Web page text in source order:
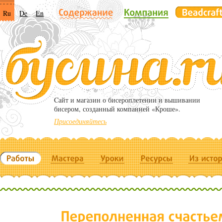
Ru De En
Cайт и магазин о бисероплетении и вышивании
бисером, созданный компанией «Кроше».
Присоединяйтесь